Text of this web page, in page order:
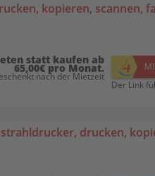
kopieren, scannen,
statt kaufen ab
65,00€ pro Monat.
nach der Mietzeit
Der Link
drucken,